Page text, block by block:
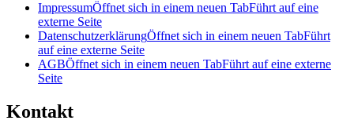
ImpressumÖffnet sich in einem neuen TabFührt auf eine
externe Seite
DatenschutzerklärungÖffnet sich in einem neuen TabFührt
auf eine externe Seite
AGBÖffnet sich in einem neuen TabFührt auf eine externe
Seite
Kontakt